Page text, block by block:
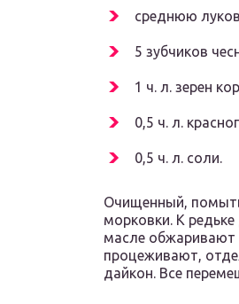
среднюю
5 зубчиков
1 ч. л. зерен
0,5 ч. л.
0,5 ч. л. соли.
Очищенный,
морковки. К
масле обжаривают
процеживают,
дайкон. Все